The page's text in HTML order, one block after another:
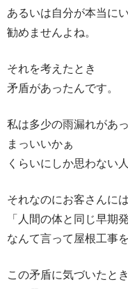
あるいは自分が本当に
勧めませんよね。
それを考えたとき
矛盾があったんです。
私は多少の雨漏れがあ
まっいいかぁ
くらいにしか思わない
それなのにお客さんには
「人間の体と同じ早期
なんて言って屋根工事
この矛盾に気づいたとき